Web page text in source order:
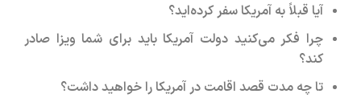
آیا قبلاً به آمریکا سفر کرده‌اید؟
چرا فکر می‌کنید دولت آمریکا باید برای شما ویزا صادر
کند؟
تا چه مدت قصد اقامت در آمریکا را خواهید داشت؟